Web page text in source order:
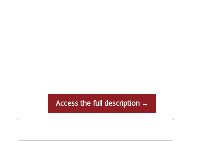
Access the full description →